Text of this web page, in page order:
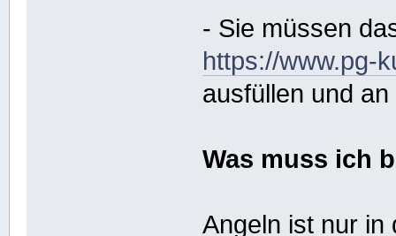
- Sie müssen
https://www.pg-
ausfüllen und
Was muss ich
Angeln ist nur in